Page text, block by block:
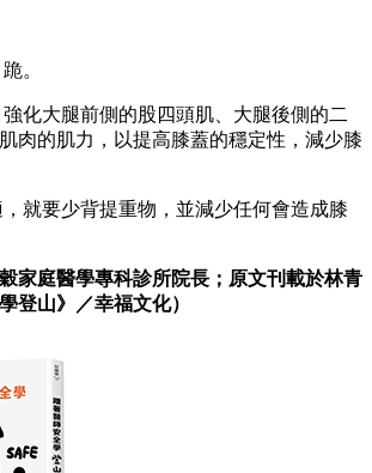
。
化大腿前側的股四頭肌、大腿後側的二
肉的肌力，以提高膝蓋的穩定性，減少膝
就要少背提重物，並減少任何會造成膝
家庭醫學專科診所院長；原文刊載於林青
登山》／幸福文化）